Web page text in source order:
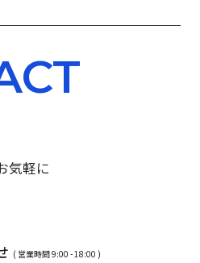
気軽に
( 営業時間 9:00 - 18:00 )